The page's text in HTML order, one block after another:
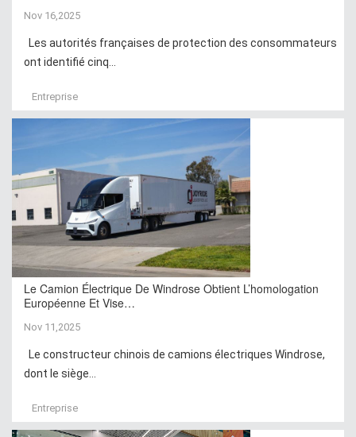
Nov 16,2025
Les autorités françaises de protection des consommateurs
ont identifié cinq...
Entreprise
Le Camion Électrique De Windrose Obtient L’homologation
Européenne Et Vise…
Nov 11,2025
Le constructeur chinois de camions électriques Windrose,
dont le siège...
Entreprise